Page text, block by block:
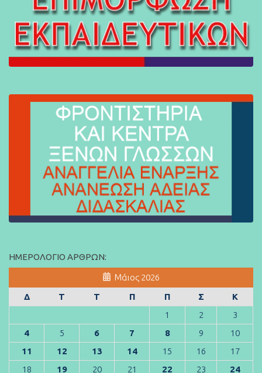
ΗΜΕΡΟΛΌΓΙΟ ΆΡΘΡΩΝ:
Μάιος 2026
Δ
Τ Τ Π Π Σ
Κ
1
2
3
4
5 6 7 8 9
10
11
12 13 14 15 16
17
18
19 20 21 22 23 24